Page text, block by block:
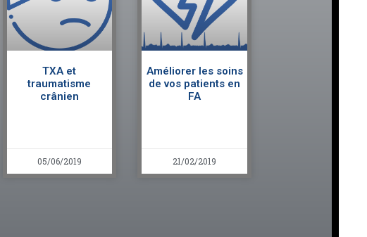
TXA et
traumatisme
crânien
05/06/2019
Améliorer les soins
de vos patients en
FA
21/02/2019